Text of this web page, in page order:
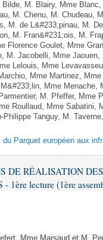
M. Blairy, Mme
M. Chenu, M. Chudeau,
M. de L&#233;pinau, M.
M. Fran&#231;ois, M.
Florence Goulet, Mme
M. Jacobelli, Mme
Lelouis, Mme
Mme Martinez,
Mme Menache,
M. Pfeffer, Mme
Roullaud, Mme
Philippe Tanguy, M.
Parquet européen aux
DE RÉALISATION
lecture (1ère
Mme Marsaud et M.